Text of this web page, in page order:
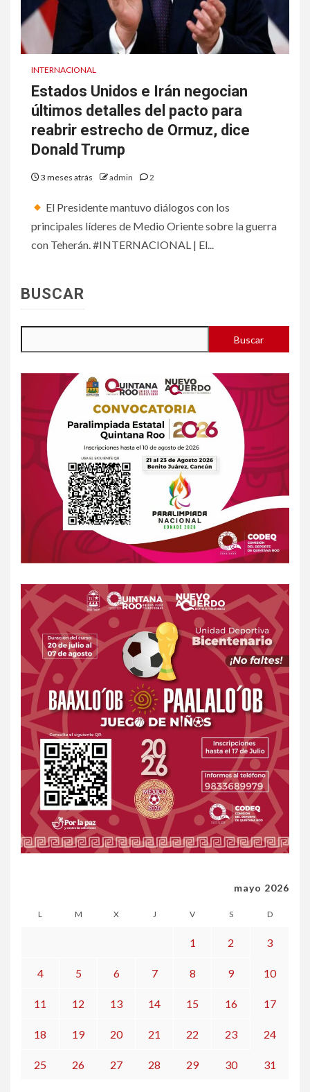
INTERNACIONAL
Estados Unidos e Irán negocian
últimos detalles del pacto para
reabrir estrecho de Ormuz, dice
Donald Trump
3 meses atrás admin 2
El Presidente mantuvo diálogos con los
principales líderes de Medio Oriente sobre la guerra
con Teherán. #INTERNACIONAL | El...
BUSCAR
Buscar
mayo 2026
L M X J V S D
1 2 3
4 5 6 7 8 9 10
11 12 13 14 15 16 17
18 19 20 21 22 23 24
25 26 27 28 29 30 31